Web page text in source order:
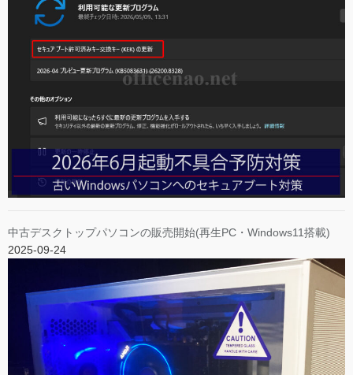
中古デスクトップパソコンの販売開始(再生PC・Windows11搭載)
2025-09-24